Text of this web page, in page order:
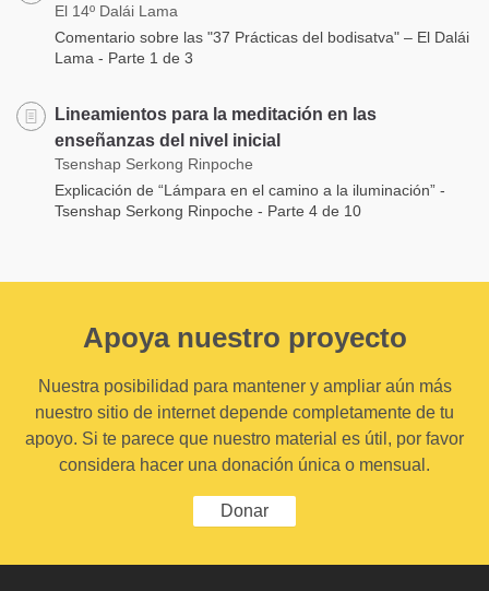
El 14º Dalái Lama
Comentario sobre las "37 Prácticas del bodisatva" – El Dalái
Lama - Parte 1 de 3
Lineamientos para la meditación en las
enseñanzas del nivel inicial
Tsenshap Serkong Rinpoche
Explicación de “Lámpara en el camino a la iluminación” -
Tsenshap Serkong Rinpoche - Parte 4 de 10
Apoya nuestro proyecto
Nuestra posibilidad para mantener y ampliar aún más
nuestro sitio de internet depende completamente de tu
apoyo. Si te parece que nuestro material es útil, por favor
considera hacer una donación única o mensual.
Donar